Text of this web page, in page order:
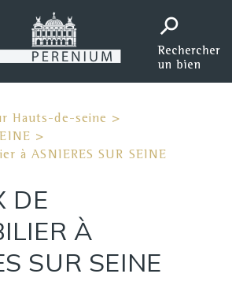
Hauts-de-seine >
>
à ASNIERES SUR SEINE
DE
À
SUR SEINE